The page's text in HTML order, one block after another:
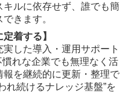
ルに依存せず、誰でも簡
きます。
着する】
した導入・運用サポート
れな企業でも無理なく活
報を継続的に更新・整理で
れ続けるナレッジ基盤”を